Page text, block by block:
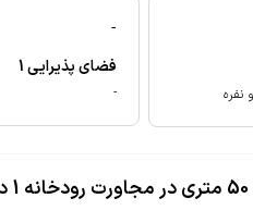
-
فضای پذیرایی1
-